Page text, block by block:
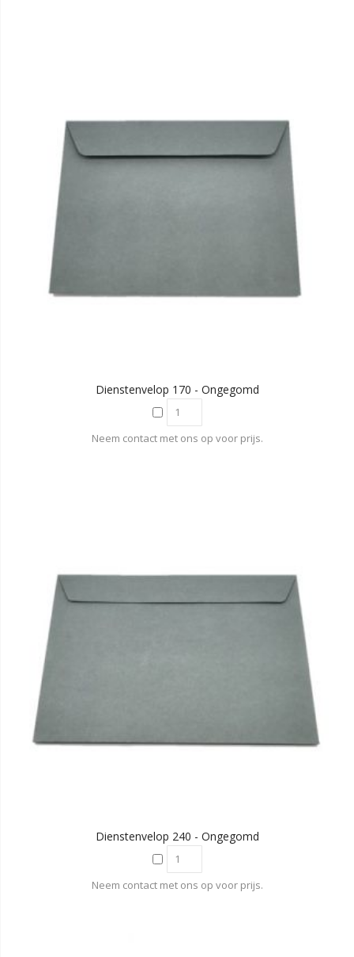
Dienstenvelop 170 - Ongegomd
Neem contact met ons op voor prijs.
Dienstenvelop 240 - Ongegomd
Neem contact met ons op voor prijs.